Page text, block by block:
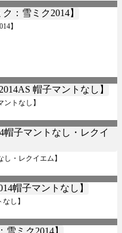
】
ントなし】
し・レクイエム】
し】